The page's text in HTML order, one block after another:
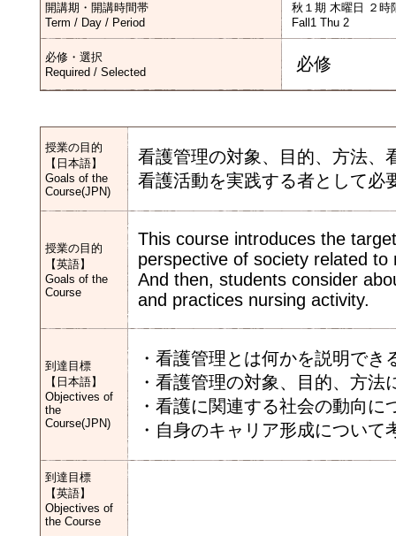
開講期・開講時間帯
Term / Day / Period
秋１期 木曜日 ２時
Fall1 Thu 2
必修・選択
Required / Selected
必修
授業の目的
【日本語】
Goals of the
Course(JPN)
看護管理の対象、目的、方法、
看護活動を実践する者として必
授業の目的
【英語】
Goals of the
Course
This course introduces the
perspective of society related
And then, students consider
and practices nursing activity.
到達目標
【日本語】
Objectives of
the
Course(JPN)
・看護管理とは何かを説明でき
・看護管理の対象、目的、方法
・看護に関連する社会の動向に
・自身のキャリア形成につい
到達目標
【英語】
Objectives of
the Course